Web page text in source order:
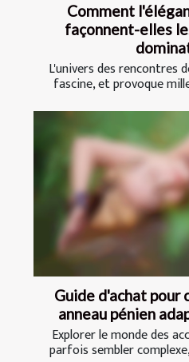
Comment
façonnent-elles
L'univers des rencontres
fascine, et provoque
Guide d'achat pour
anneau pénien
Explorer le monde des
parfois sembler